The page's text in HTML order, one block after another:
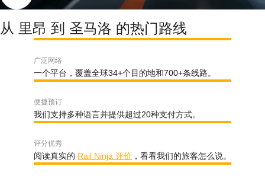
从 里昂 到 圣马洛 的热门路线
广泛网络
一个平台，覆盖全球34+个目的地和700+条线路。
便捷预订
我们支持多种语言并提供超过20种支付方式。
评分优秀
阅读真实的 Rail Ninja 评价 ，看看我们的旅客怎么说。